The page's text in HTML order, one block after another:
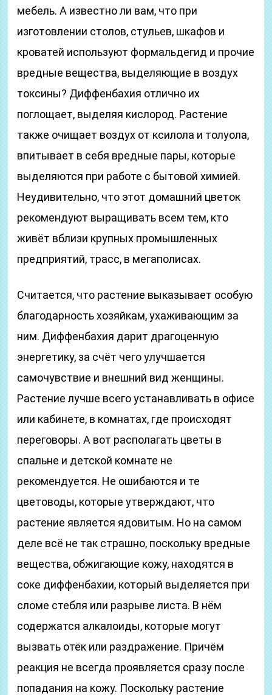
мебель. А известно ли вам, что при
изготовлении столов, стульев, шкафов и
кроватей используют формальдегид и прочие
вредные вещества, выделяющие в воздух
токсины? Диффенбахия отлично их
поглощает, выделяя кислород. Растение
также очищает воздух от ксилола и толуола,
впитывает в себя вредные пары, которые
выделяются при работе с бытовой химией.
Неудивительно, что этот домашний цветок
рекомендуют выращивать всем тем, кто
живёт вблизи крупных промышленных
предприятий, трасс, в мегаполисах.
Считается, что растение выказывает особую
благодарность хозяйкам, ухаживающим за
ним. Диффенбахия дарит драгоценную
энергетику, за счёт чего улучшается
самочувствие и внешний вид женщины.
Растение лучше всего устанавливать в офисе
или кабинете, в комнатах, где происходят
переговоры. А вот располагать цветы в
спальне и детской комнате не
рекомендуется. Не ошибаются и те
цветоводы, которые утверждают, что
растение является ядовитым. Но на самом
деле всё не так страшно, поскольку вредные
вещества, обжигающие кожу, находятся в
соке диффенбахии, который выделяется при
сломе стебля или разрыве листа. В нём
содержатся алкалоиды, которые могут
вызвать отёк или раздражение. Причём
реакция не всегда проявляется сразу после
попадания на кожу. Поскольку растение